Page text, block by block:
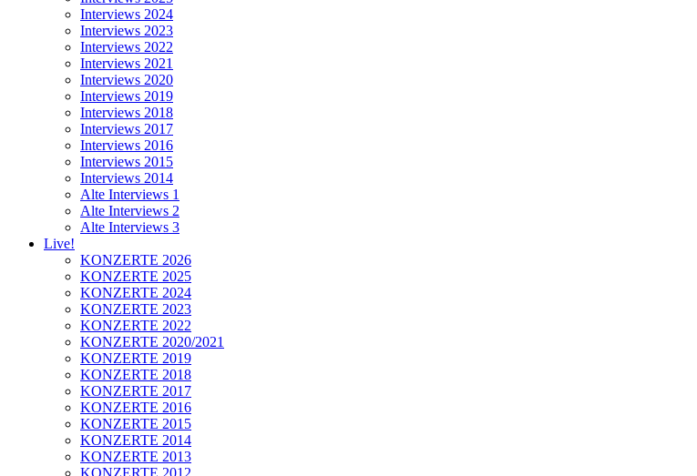
Interviews 2024
Interviews 2023
Interviews 2022
Interviews 2021
Interviews 2020
Interviews 2019
Interviews 2018
Interviews 2017
Interviews 2016
Interviews 2015
Interviews 2014
Alte Interviews 1
Alte Interviews 2
Alte Interviews 3
Live!
KONZERTE 2026
KONZERTE 2025
KONZERTE 2024
KONZERTE 2023
KONZERTE 2022
KONZERTE 2020/2021
KONZERTE 2019
KONZERTE 2018
KONZERTE 2017
KONZERTE 2016
KONZERTE 2015
KONZERTE 2014
KONZERTE 2013
KONZERTE 2012